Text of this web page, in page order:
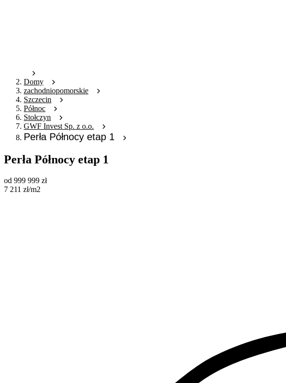
Domy
zachodniopomorskie
Szczecin
Północ
Stołczyn
GWF Invest Sp. z o.o.
Perła Północy etap 1
Perła Północy etap 1
od 999 999 zł
7 211 zł/m2